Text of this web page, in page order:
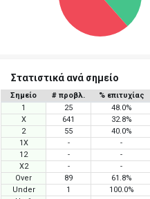
Στατιστικά ανά σημείο
Σημείο # προβλ. % επιτυχίας
1
25 48.0%
X
641 32.8%
2
55 40.0%
1X
- -
12
- -
X2
- -
Over
89 61.8%
Under
1 100.0%